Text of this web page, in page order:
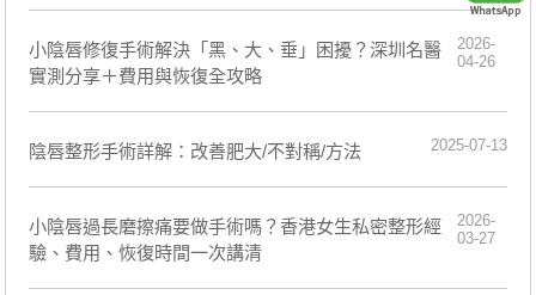
小陰唇修復手術解決「黑、大、垂」困擾？深圳名醫
實測分享＋費用與恢復全攻略
2026-
04-26
陰唇整形手術詳解：改善肥大/不對稱/方法 2025-07-13
小陰唇過長磨擦痛要做手術嗎？香港女生私密整形經
驗、費用、恢復時間一次講清
2026-
03-27